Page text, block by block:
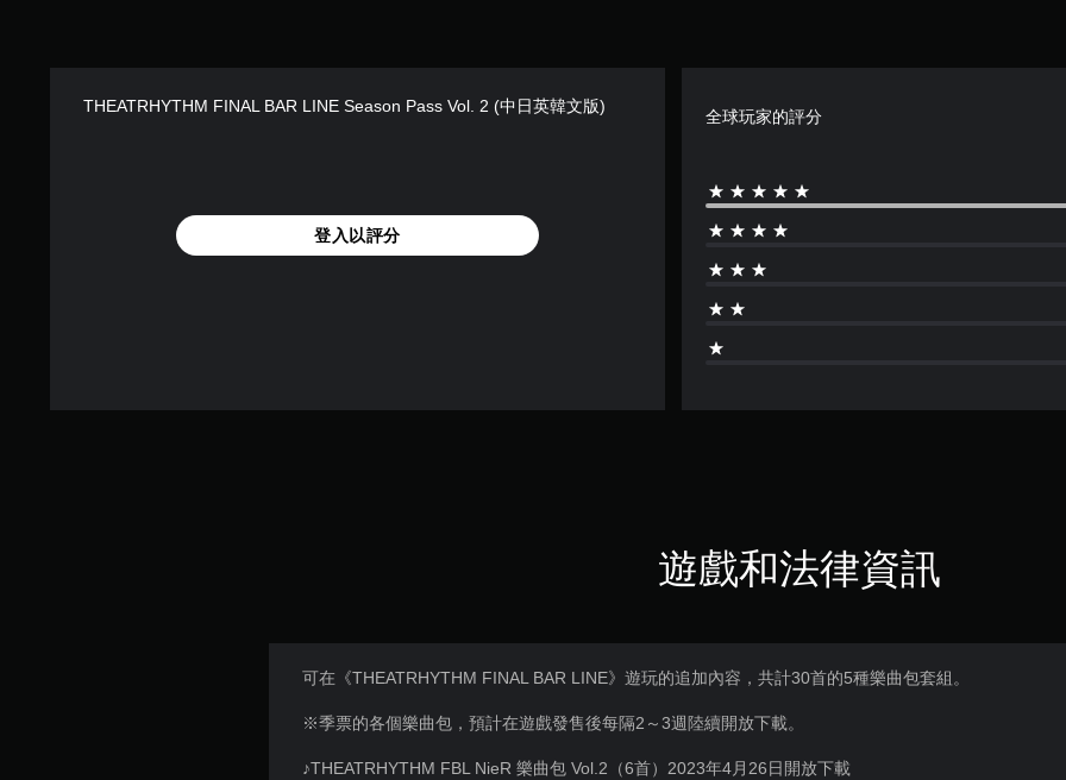
THEATRHYTHM FINAL BAR LINE Season Pass Vol. 2 (中日英韓文版)
登入以評分
全球玩家的評分
遊戲和法律資訊
可在《THEATRHYTHM FINAL BAR LINE》遊玩的追加內容，共計30首的5種樂曲包套組。
※季票的各個樂曲包，預計在遊戲發售後每隔2～3週陸續開放下載。
♪THEATRHYTHM FBL NieR 樂曲包 Vol.2（6首）2023年4月26日開放下載